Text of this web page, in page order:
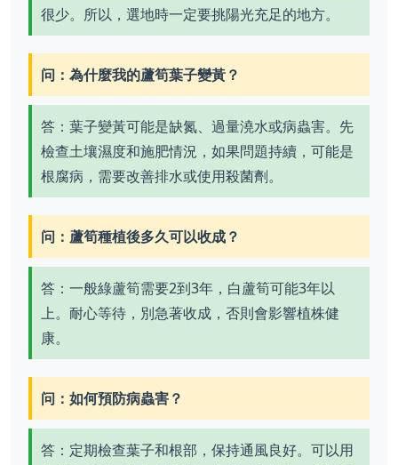
很少。所以，選地時一定要挑陽光充足的地方。
问：為什麼我的蘆筍葉子變黃？
答：葉子變黃可能是缺氮、過量澆水或病蟲害。先
檢查土壤濕度和施肥情況，如果問題持續，可能是
根腐病，需要改善排水或使用殺菌劑。
问：蘆筍種植後多久可以收成？
答：一般綠蘆筍需要2到3年，白蘆筍可能3年以
上。耐心等待，別急著收成，否則會影響植株健
康。
问：如何預防病蟲害？
答：定期檢查葉子和根部，保持通風良好。可以用